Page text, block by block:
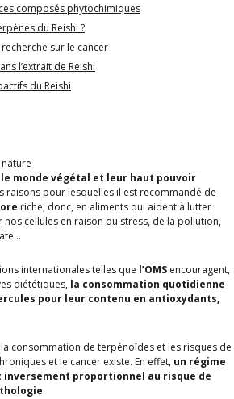
composés phytochimiques
du Reishi ?
sur le cancer
l’extrait de Reishi
du Reishi
monde végétal et leur haut pouvoir
raisons pour lesquelles il est recommandé de
riche, donc, en aliments qui aident à lutter
nos cellules en raison du stress, de la pollution,
internationales telles que l’OMS encouragent,
diététiques, la consommation quotidienne
pour leur contenu en antioxydants,
consommation de terpénoïdes et les risques de
et le cancer existe. En effet, un régime
proportionnel au risque de
.